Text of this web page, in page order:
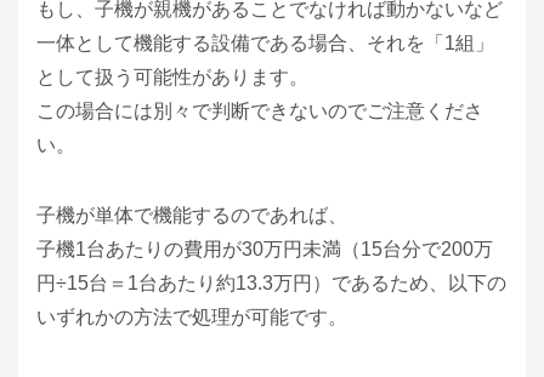
もし、子機が親機があることでなければ動かないなど
一体として機能する設備である場合、それを「1組」
として扱う可能性があります。
この場合には別々で判断できないのでご注意くださ
い。
子機が単体で機能するのであれば、
子機1台あたりの費用が30万円未満（15台分で200万
円÷15台＝1台あたり約13.3万円）であるため、以下の
いずれかの方法で処理が可能です。